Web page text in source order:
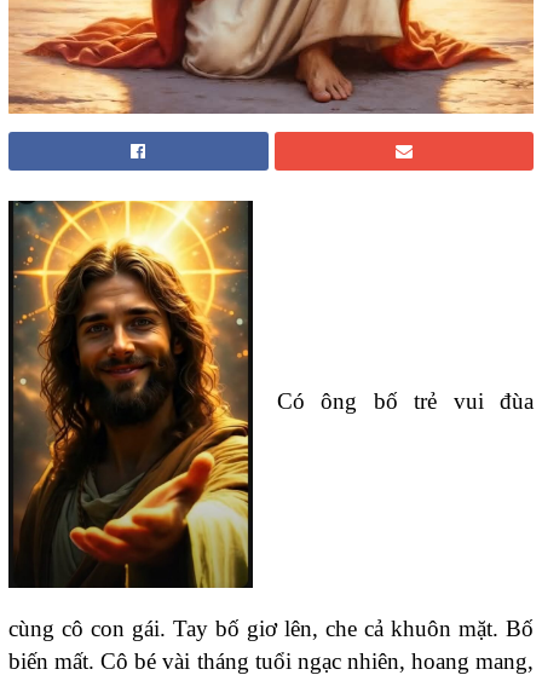
Có ông bố trẻ vui đùa
cùng cô con gái. Tay bố giơ lên, che cả khuôn mặt. Bố
biến mất. Cô bé vài tháng tuổi ngạc nhiên, hoang mang,